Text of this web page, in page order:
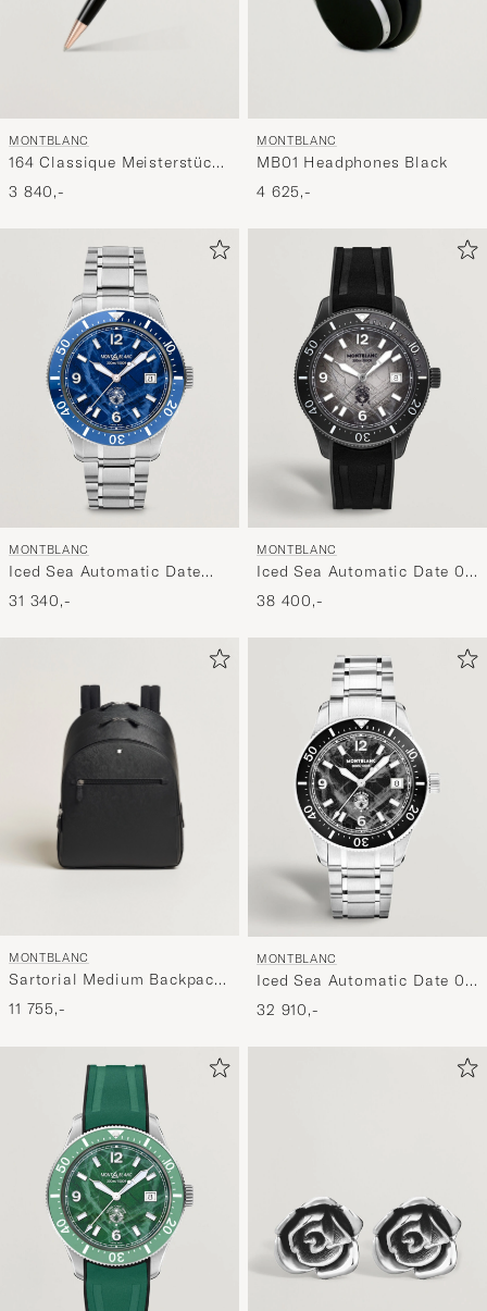
MONTBLANC
164 Classique Meisterstück
Ballpoint Pen Red Gold
3 840,-
MONTBLANC
MB01 Headphones Black
4 625,-
MONTBLANC
Iced Sea Automatic Date
Blue
31 340,-
MONTBLANC
Iced Sea Automatic Date 0
Oxygen Grey
38 400,-
MONTBLANC
Sartorial Medium Backpack
3 Compartments Black
11 755,-
MONTBLANC
Iced Sea Automatic Date 0
Oxygen Black
32 910,-